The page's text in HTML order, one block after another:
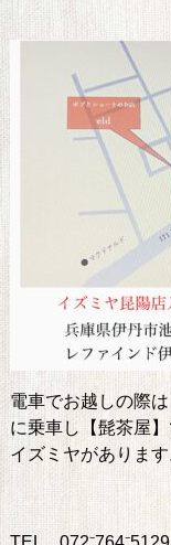
電車でお越しの際
に乗車し【髭茶屋
イズミヤがあります